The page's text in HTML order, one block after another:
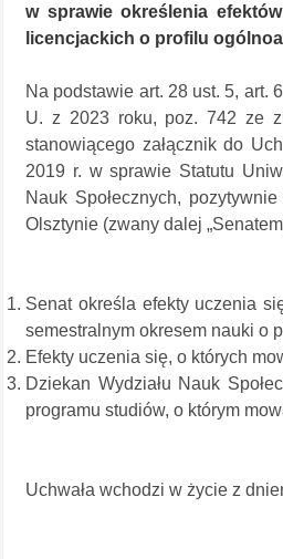
w sprawie określenia
licencjackich o profilu
Na podstawie art. 28 ust. 5, art.
U. z 2023 roku, poz. 742 ze
stanowiącego załącznik do
2019 r. w sprawie Statutu
Nauk Społecznych,
Olsztynie (zwany dalej
Senat określa efekty uczenia
semestralnym okresem nauki o
Efekty uczenia się, o których
Dziekan Wydziału Nauk
programu studiów, o którym
Uchwała wchodzi w życie z